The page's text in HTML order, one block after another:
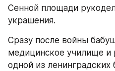
Сенной площади
украшения.
Сразу после войны
медицинское училище и
одной из ленинградских